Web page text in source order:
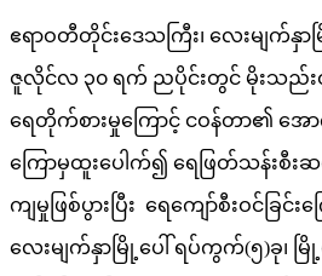
ဧရာဝတီတိုင်းဒေသကြီး၊ လေးမျက်နှ
ဇူလိုင်လ ၃၀ ရက် ညပိုင်းတွင် မိုးသည်းထ
ရေတိုက်စားမှုကြောင့် ငဝန်တာ၏ အေ
ကြောမှထူးပေါက်၍ ရေဖြတ်သန်းစီး
ကျမှုဖြစ်ပွားပြီး ရေကျော်စီးဝင်ခြင်
လေးမျက်နှာမြို့ပေါ် ရပ်ကွက်(၅)ခု၊ မြို့